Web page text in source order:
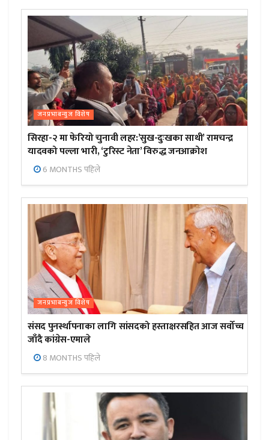
जनप्रभाबन्युज विशेष
सिरहा-२ मा फेरियो चुनावी लहर:’सुख-दुःखका साथी’ रामचन्द्र
यादवको पल्ला भारी, ‘टुरिस्ट नेता’ विरुद्ध जनआक्रोश
6 MONTHS पहिले
जनप्रभाबन्युज विशेष
संसद पुनर्स्थापनाका लागि सांसदको हस्ताक्षरसहित आज सर्वोच्च
जाँदै कांग्रेस-एमाले
8 MONTHS पहिले